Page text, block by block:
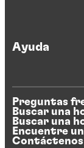
Ayuda
Preguntas
Buscar una
Buscar una
Encuentre
Contáctenos